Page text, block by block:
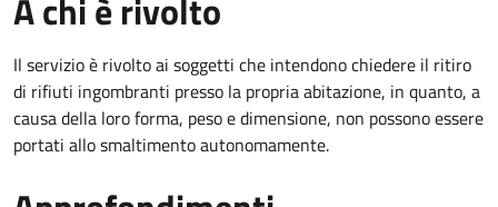
Il servizio è rivolto ai soggetti che intendono chiedere il ritiro
di rifiuti ingombranti presso la propria abitazione, in quanto, a
causa della loro forma, peso e dimensione, non possono essere
portati allo smaltimento autonomamente.